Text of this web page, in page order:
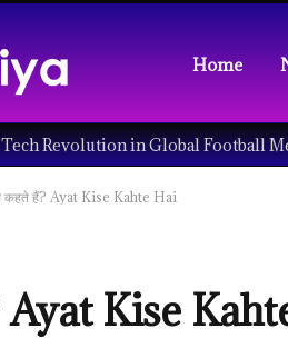
Home
हैं? Ayat Kise Kahte Hai
Kise